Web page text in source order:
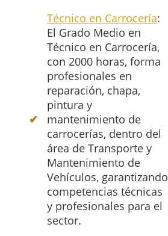
Técnico en Carrocería:
El Grado Medio en
Técnico en Carrocería,
con 2000 horas, forma
profesionales en
reparación, chapa,
pintura y
mantenimiento de
carrocerías, dentro del
área de Transporte y
Mantenimiento de
Vehículos, garantizando
competencias técnicas
y profesionales para el
sector.